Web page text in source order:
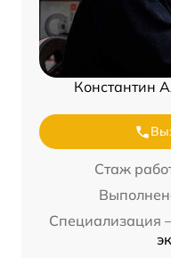
Константин
Стаж
Специализация –